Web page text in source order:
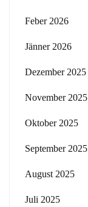
Feber 2026
Jänner 2026
Dezember 2025
November 2025
Oktober 2025
September 2025
August 2025
Juli 2025